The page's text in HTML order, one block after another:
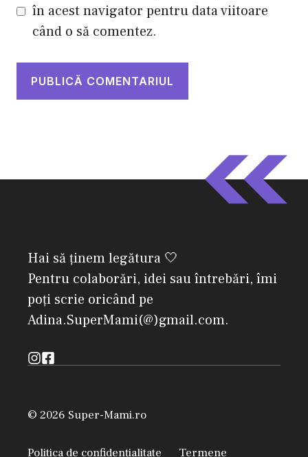
în acest navigator pentru data viitoare
când o să comentez.
Hai să ținem legătura 🤍
Pentru colaborări, idei sau întrebări, îmi
poți scrie oricând pe
Adina.SuperMami(@)gmail.com.
© 2026 Super-Mami.ro
Politica de confidențialitate Termene